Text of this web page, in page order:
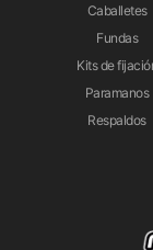
Caballetes
Fundas
Kits de
Paramanos
Respaldos